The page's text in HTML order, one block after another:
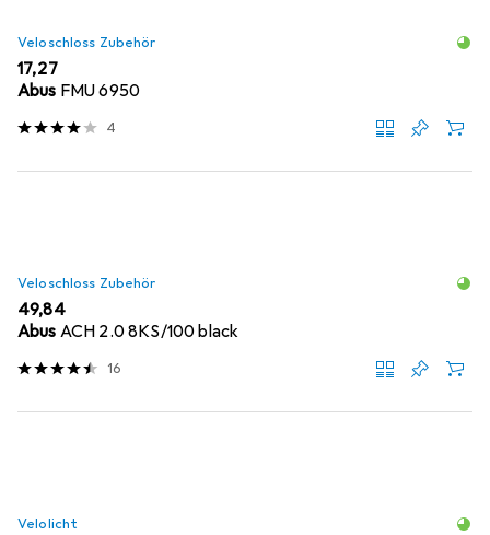
Veloschloss Zubehör
EUR
17,27
Abus FMU 6950
4
Veloschloss Zubehör
EUR
49,84
Abus ACH 2.0 8KS/100 black
16
Velolicht